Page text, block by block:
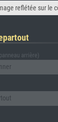
reflétée sur le
arrière)